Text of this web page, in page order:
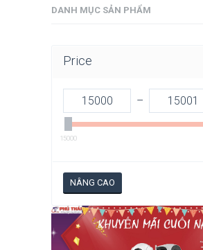
DANH MỤC SẢN PHẨM
Price
–
15000
NÂNG CAO